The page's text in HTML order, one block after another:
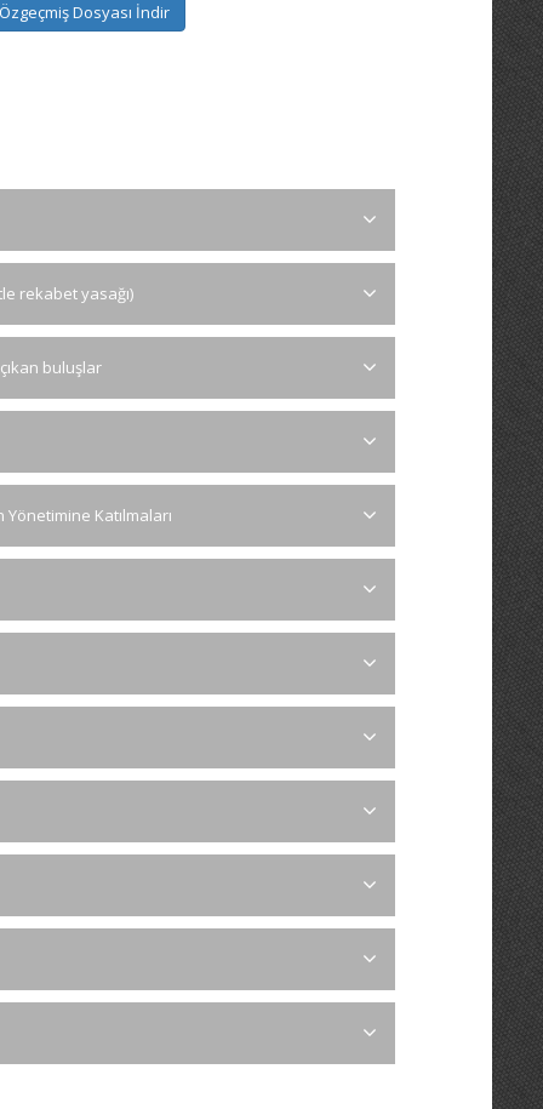
Özgeçmiş Dosyası İndir
rekabet yasağı)
buluşlar
Yönetimine Katılmaları